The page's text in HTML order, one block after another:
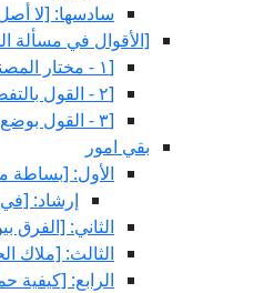
سادسها: [لا
[الأقوال في مسألة
[١ - مختار المصنف و أدلته‏]
[٢ - القول بالتفصيل‏]
[٣ - القول بوضع المشتق للأعم‏]
بقي امور
الأول: [بساطة
إرشاد:
الثاني: [الفرق
الثالث: [ملاك
الرابع: [كيفية